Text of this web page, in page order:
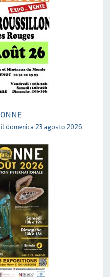
domenica 23 agosto 2026